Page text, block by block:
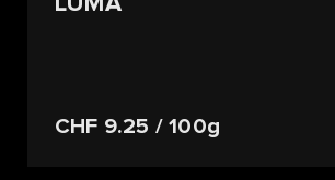
CHF 9.25 / 100g